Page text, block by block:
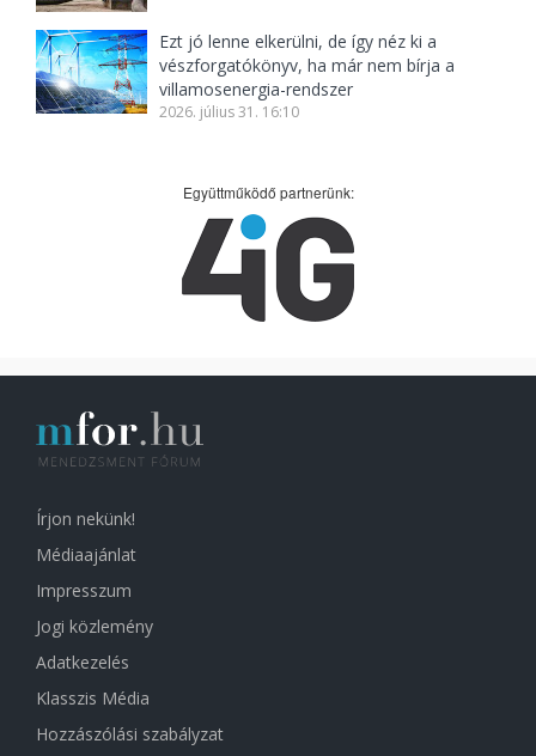
Ezt jó lenne elkerülni, de így néz ki a
vészforgatókönyv, ha már nem bírja a
villamosenergia-rendszer
2026. július 31. 16:10
Együttműködő partnerünk:
Írjon nekünk!
Médiaajánlat
Impresszum
Jogi közlemény
Adatkezelés
Klasszis Média
Hozzászólási szabályzat